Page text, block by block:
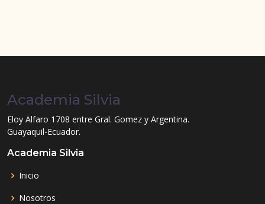
Academia Silvia
Eloy Alfaro 1708 entre Gral. Gomez y Argentina.
Guayaquil-Ecuador.
Academia Silvia
Inicio
Nosotros